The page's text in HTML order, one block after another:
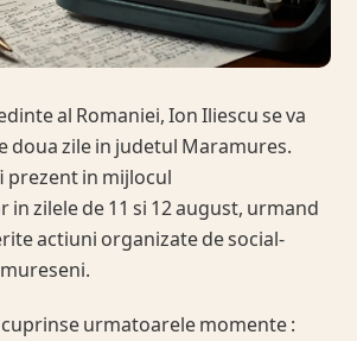
al Romaniei, Ion Iliescu se va
doua zile in judetul Maramures.
prezent in mijlocul
zilele de 11 si 12 august, urmand
actiuni organizate de social-
urmatoarele momente :